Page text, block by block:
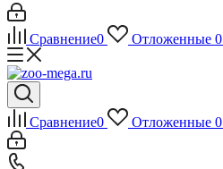
Сравнение0 Отложенные 0
Сравнение0 Отложенные 0